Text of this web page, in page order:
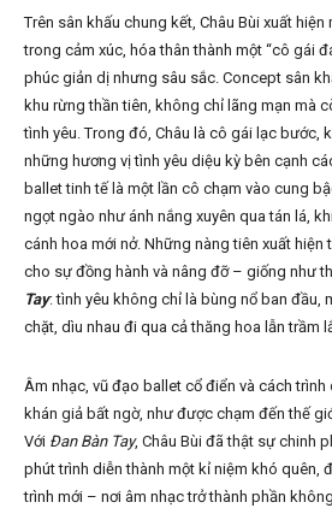
Trên sân khấu chung kết, Châu Bùi xuất
trong cảm xúc, hóa thân thành một “cô gái
phúc giản dị nhưng sâu sắc. Concept sân
khu rừng thần tiên, không chỉ lãng mạn mà
tình yêu. Trong đó, Châu là cô gái lạc bước,
những hương vị tình yêu diệu kỳ bên cạnh
ballet tinh tế là một lần cô chạm vào cung
ngọt ngào như ánh nắng xuyên qua tán lá,
cánh hoa mới nở. Những nàng tiên xuất hiện
cho sự đồng hành và nâng đỡ – giống như
Tay: tình yêu không chỉ là bùng nổ ban đầu,
chặt, dìu nhau đi qua cả thăng hoa lẫn trầm
Âm nhạc, vũ đạo ballet cổ điển và cách
khán giả bất ngờ, như được chạm đến thế
Với Đan Bàn Tay, Châu Bùi đã thật sự chinh
phút trình diễn thành một kỉ niệm khó quên,
trình mới – nơi âm nhạc trở thành phần